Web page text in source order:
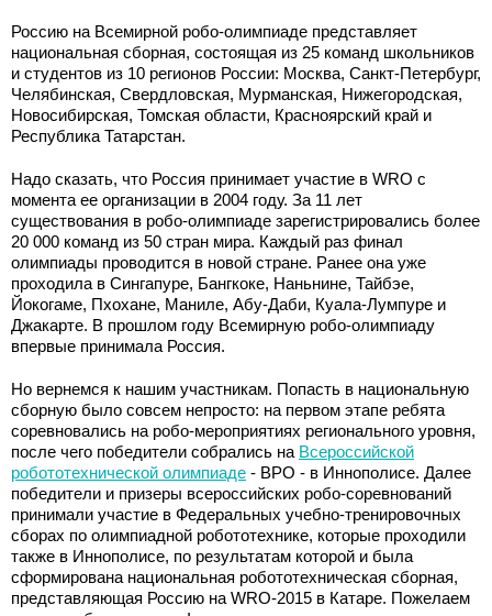
Россию на Всемирной робо-олимпиаде представляет
национальная сборная, состоящая из 25 команд школьников
и студентов из 10 регионов России: Москва, Санкт-Петербург,
Челябинская, Свердловская, Мурманская, Нижегородская,
Новосибирская, Томская области, Красноярский край и
Республика Татарстан.
Надо сказать, что Россия принимает участие в WRO с
момента ее организации в 2004 году. За 11 лет
существования в робо-олимпиаде зарегистрировались более
20 000 команд из 50 стран мира. Каждый раз финал
олимпиады проводится в новой стране. Ранее она уже
проходила в Сингапуре, Бангкоке, Наньнине, Тайбэе,
Йокогаме, Пхохане, Маниле, Абу-Даби, Куала-Лумпуре и
Джакарте. В прошлом году Всемирную робо-олимпиаду
впервые принимала Россия.
Но вернемся к нашим участникам. Попасть в национальную
сборную было совсем непросто: на первом этапе ребята
соревновались на робо-мероприятиях регионального уровня,
после чего победители собрались на Всероссийской
робототехнической олимпиаде - ВРО - в Иннополисе. Далее
победители и призеры всероссийских робо-соревнований
принимали участие в Федеральных учебно-тренировочных
сборах по олимпиадной робототехнике, которые проходили
также в Иннополисе, по результатам которой и была
сформирована национальная робототехническая сборная,
представляющая Россию на WRO-2015 в Катаре. Пожелаем